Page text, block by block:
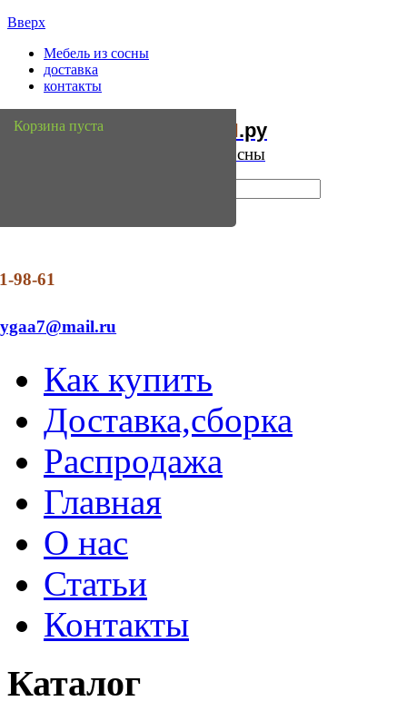
Вверх
Мебель из сосны
доставка
контакты
Мебель Сосны.ру
Интернет магазин мебели из сосны
98-61
Как купить
Доставка,сборка
Распродажа
Главная
О нас
Статьи
Контакты
Корзина пуста
Каталог